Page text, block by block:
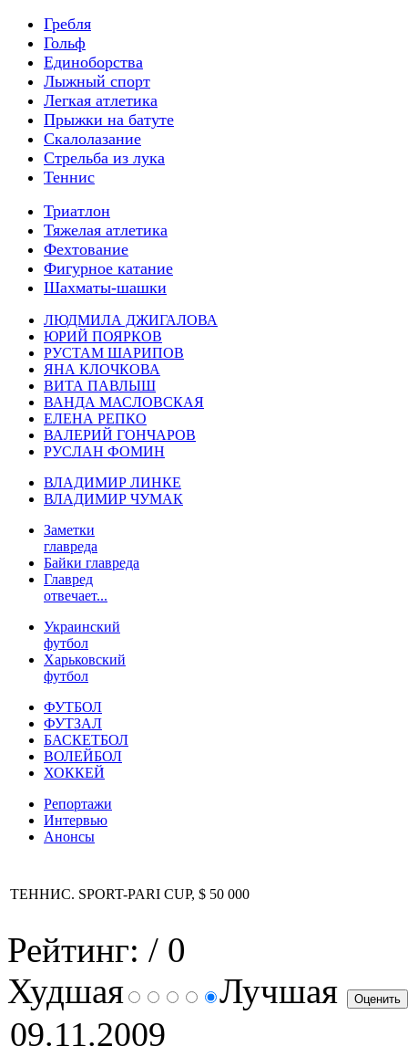
Гребля
Гольф
Единоборства
Лыжный спорт
Легкая атлетика
Прыжки на батуте
Скалолазание
Стрельба из лука
Теннис
Триатлон
Тяжелая атлетика
Фехтование
Фигурное катание
Шахматы-шашки
ЛЮДМИЛА ДЖИГАЛОВА
ЮРИЙ ПОЯРКОВ
РУСТАМ ШАРИПОВ
ЯНА КЛОЧКОВА
ВИТА ПАВЛЫШ
ВАНДА МАСЛОВСКАЯ
ЕЛЕНА РЕПКО
ВАЛЕРИЙ ГОНЧАРОВ
РУСЛАН ФОМИН
ВЛАДИМИР ЛИНКЕ
ВЛАДИМИР ЧУМАК
Заметки
главреда
Байки главреда
Главред
отвечает...
Украинский
футбол
Харьковский
футбол
ФУТБОЛ
ФУТЗАЛ
БАСКЕТБОЛ
ВОЛЕЙБОЛ
ХОККЕЙ
Репортажи
Интервью
Анонсы
ТЕННИС. SPORT-PARI CUP, $ 50 000
Рейтинг: / 0
Худшая
Лучшая
09.11.2009